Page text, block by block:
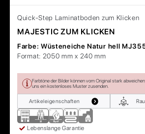
Quick-Step Laminatboden zum Klicken
MAJESTIC ZUM KLICKEN
Farbe: Wüsteneiche Natur hell
Format: 2050 mm x 240 mm
Farbtöne der Bilder können vom Original stark
uns ein kostenloses Muster zusenden.
Artikeleigenschaften
Lebenslange Garantie